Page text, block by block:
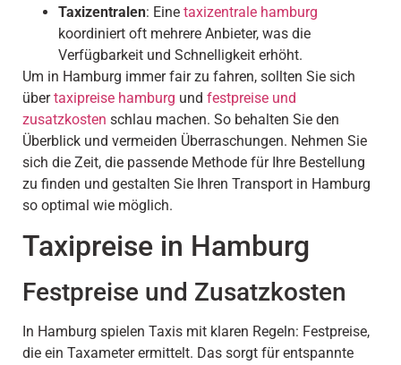
Taxizentralen: Eine taxizentrale hamburg
koordiniert oft mehrere Anbieter, was die
Verfügbarkeit und Schnelligkeit erhöht.
Um in Hamburg immer fair zu fahren, sollten Sie sich
übertaxipreise hamburg und festpreise und
zusatzkosten schlau machen. So behalten Sie den
Überblick und vermeiden Überraschungen. Nehmen Sie
sich die Zeit, die passende Methode für Ihre Bestellung
zu finden und gestalten Sie Ihren Transport in Hamburg
so optimal wie möglich.
Taxipreise in Hamburg
Festpreise und Zusatzkosten
In Hamburg spielen Taxis mit klaren Regeln: Festpreise,
die ein Taxameter ermittelt. Das sorgt für entspannte